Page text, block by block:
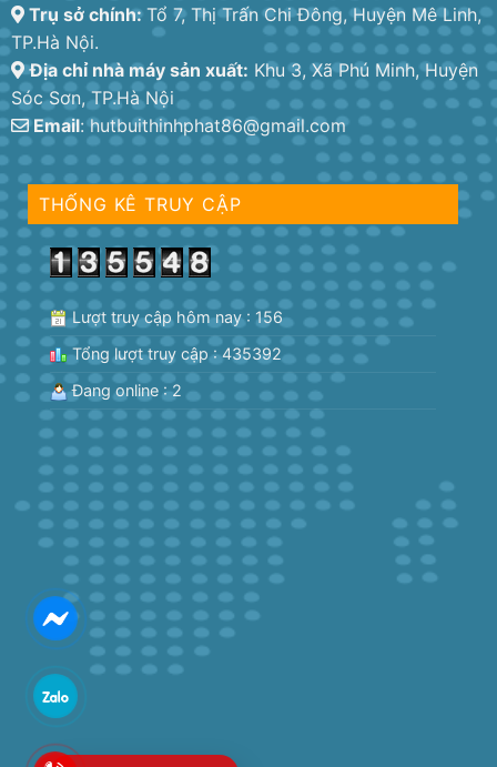
Trụ sở chính: Tổ 7, Thị Trấn Chi Đông, Huyện Mê Linh,
TP.Hà Nội.
Địa chỉ nhà máy sản xuất: Khu 3, Xã Phú Minh, Huyện
Sóc Sơn, TP.Hà Nội
Email: hutbuithinhphat86@gmail.com
THỐNG KÊ TRUY CẬP
Lượt truy cập hôm nay : 156
Tổng lượt truy cập : 435392
Đang online : 2